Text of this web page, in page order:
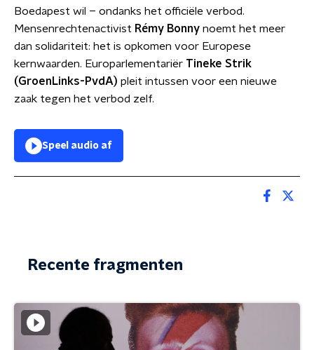
Boedapest wil – ondanks het officiële verbod.
Mensenrechtenactivist Rémy Bonny noemt het meer
dan solidariteit: het is opkomen voor Europese
kernwaarden. Europarlementariër Tineke Strik
(GroenLinks-PvdA) pleit intussen voor een nieuwe
zaak tegen het verbod zelf.
Speel audio af
Recente fragmenten